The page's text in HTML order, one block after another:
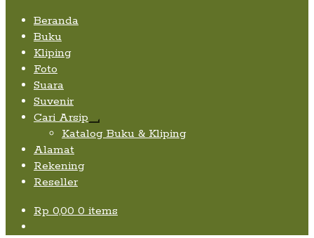
Beranda
Buku
Kliping
Foto
Suara
Suvenir
Cari Arsip
Expand
child
Katalog Buku & Kliping
Alamat
Rekening
Reseller
Rp 0,00 0 items